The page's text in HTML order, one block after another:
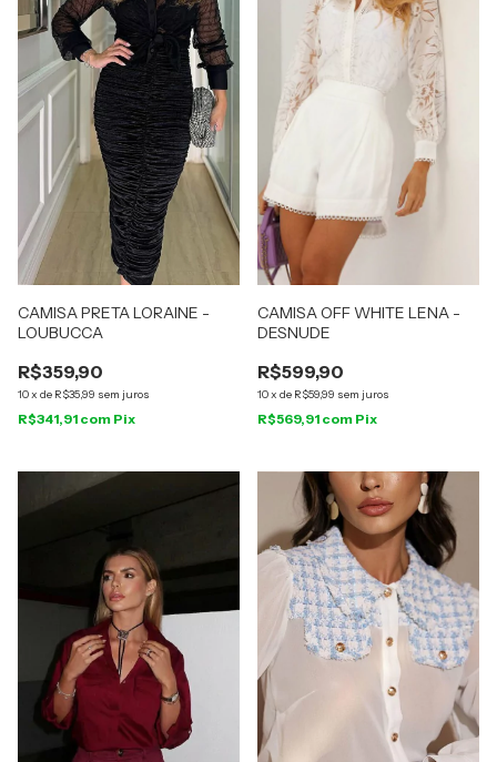
CAMISA PRETA LORAINE -
LOUBUCCA
R$359,90
10x de R$35,99 sem juros
R$341,91 com Pix
CAMISA OFF WHITE LENA -
DESNUDE
R$599,90
10x de R$59,99 sem juros
R$569,91 com Pix